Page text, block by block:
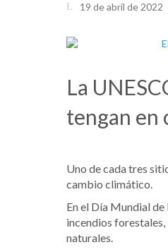
19 de abril de 2022
La
tengan en
Uno de cada tres
cambio climático.
En el Día Mundial
incendios
naturales.